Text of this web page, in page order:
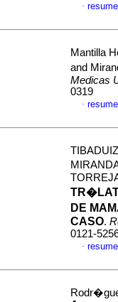
·
Mantilla
and
Medicas
0319
·
DE
CASO.
0121-
·